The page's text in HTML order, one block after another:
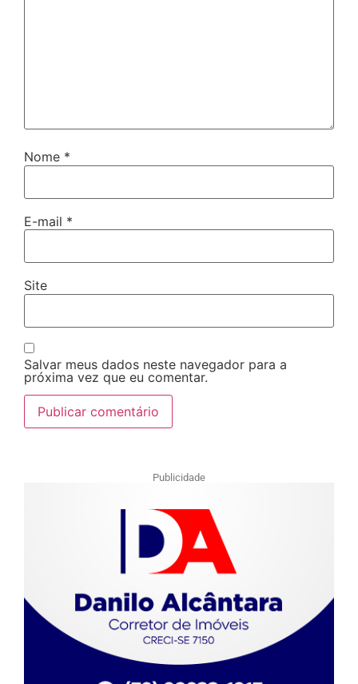
Nome *
E-mail *
Site
Salvar meus dados neste navegador para a
próxima vez que eu comentar.
Publicidade